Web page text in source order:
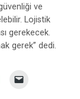
ve
Lojistik
gerekecek.
gerek” dedi.